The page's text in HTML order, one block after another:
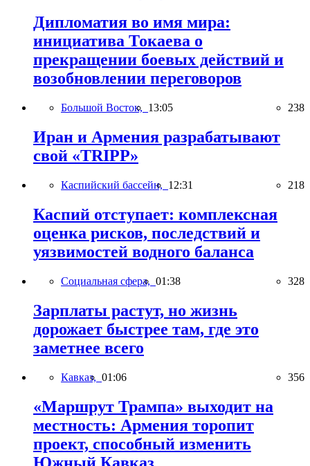
Дипломатия во имя мира:
инициатива Токаева о
прекращении боевых действий и
возобновлении переговоров
Большой Восток, 13:05 238
Иран и Армения разрабатывают
свой «TRIPP»
Каспийский бассейн, 12:31 218
Каспий отступает: комплексная
оценка рисков, последствий и
уязвимостей водного баланса
Социальная сфера, 01:38 328
Зарплаты растут, но жизнь
дорожает быстрее там, где это
заметнее всего
Кавказ, 01:06 356
«Маршрут Трампа» выходит на
местность: Армения торопит
проект, способный изменить
Южный Кавказ